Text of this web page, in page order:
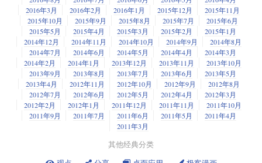
2016年3月
2016年2月 2016年1月 2015年12月
2015年11月
2015年10月
2015年9月 2015年8月 2015年7月
2015年6月
2015年5月
2015年4月 2015年3月 2015年2月
2015年1月
2014年12月
2014年11月 2014年10月 2014年9月
2014年8月
2014年7月
2014年6月 2014年5月 2014年4月
2014年3月
2014年2月
2014年1月 2013年12月 2013年11月
2013年10月
2013年9月
2013年8月 2013年7月 2013年6月
2013年5月
2013年4月
2012年11月 2012年10月 2012年9月
2012年8月
2012年7月
2012年6月 2012年5月 2012年4月
2012年3月
2012年2月
2012年1月 2011年12月 2011年11月
2011年10月
2011年9月
2011年7月 2011年6月 2011年5月
2011年4月
2011年3月
其他经典分类